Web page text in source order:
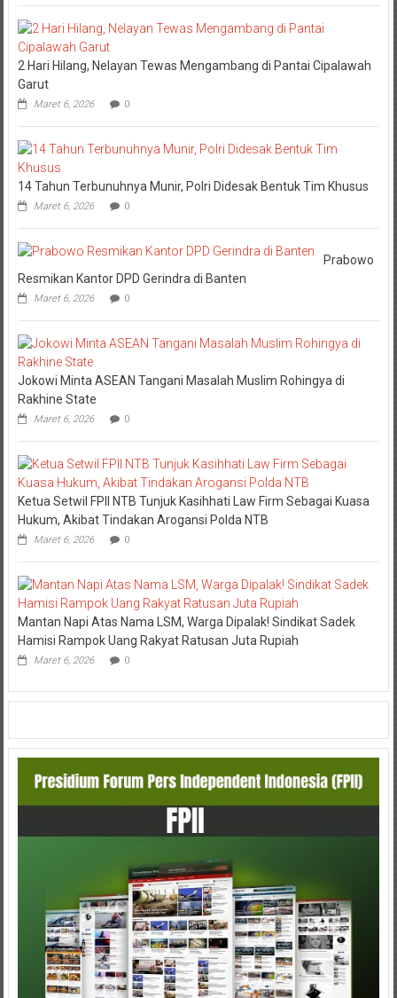
2 Hari Hilang, Nelayan Tewas Mengambang di Pantai Cipalawah
Garut
Maret 6, 2026 0
14 Tahun Terbunuhnya Munir, Polri Didesak Bentuk Tim Khusus
Maret 6, 2026 0
Prabowo
Resmikan Kantor DPD Gerindra di Banten
Maret 6, 2026 0
Jokowi Minta ASEAN Tangani Masalah Muslim Rohingya di
Rakhine State
Maret 6, 2026 0
Ketua Setwil FPII NTB Tunjuk Kasihhati Law Firm Sebagai Kuasa
Hukum, Akibat Tindakan Arogansi Polda NTB
Maret 6, 2026 0
Mantan Napi Atas Nama LSM, Warga Dipalak! Sindikat Sadek
Hamisi Rampok Uang Rakyat Ratusan Juta Rupiah
Maret 6, 2026 0